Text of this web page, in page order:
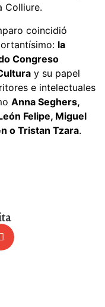
Colliure.
coincidió
la
Congreso
y su papel
e intelectuales
Anna Seghers,
Felipe, Miguel
o Tristan Tzara.